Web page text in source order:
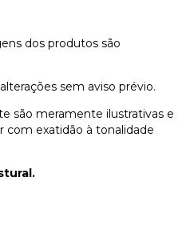
dos produtos são
sem aviso prévio.
são meramente ilustrativas e
com exatidão à tonalidade